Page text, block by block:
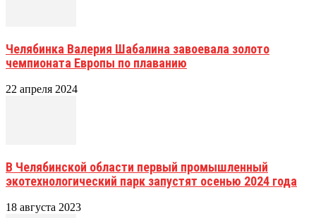
Челябинка Валерия Шабалина завоевала золото
чемпионата Европы по плаванию
22 апреля 2024
В Челябинской области первый промышленный
экотехнологический парк запустят осенью 2024 года
18 августа 2023